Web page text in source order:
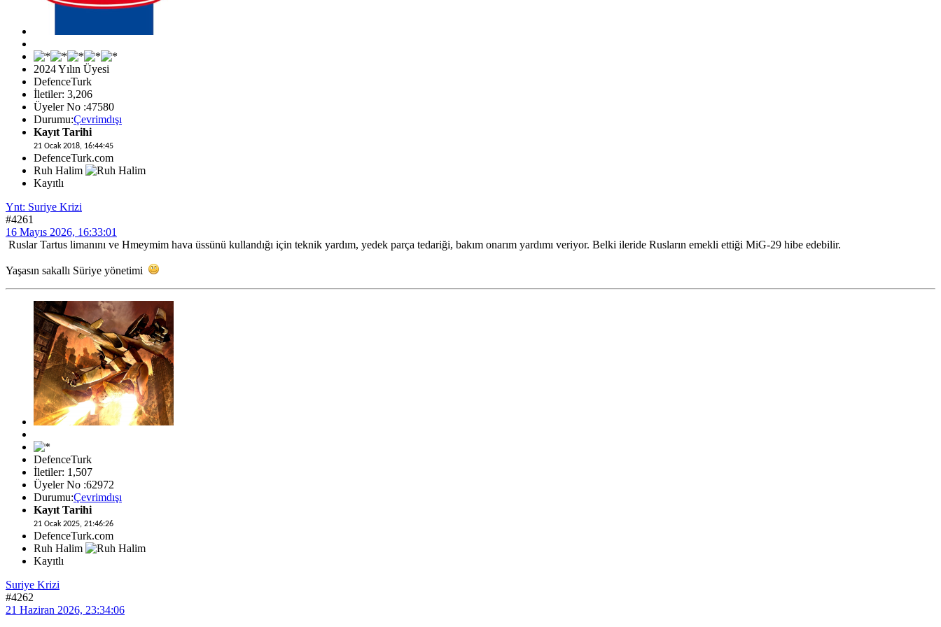
2024 Yılın Üyesi
DefenceTurk
İletiler: 3,206
Üyeler No :47580
Durumu:Çevrimdışı
Kayıt Tarihi
21 Ocak 2018, 16:44:45
DefenceTurk.com
Ruh Halim
Kayıtlı
Ynt: Suriye Krizi
#4261
16 Mayıs 2026, 16:33:01
Ruslar Tartus limanını ve Hmeymim hava üssünü kullandığı için teknik yardım, yedek parça tedariği, bakım onarım yardımı veriyor. Belki ileride Rusların emekli ettiği MiG-29 hibe edebilir.
Yaşasın sakallı Süriye yönetimi
DefenceTurk
İletiler: 1,507
Üyeler No :62972
Durumu:Çevrimdışı
Kayıt Tarihi
21 Ocak 2025, 21:46:26
DefenceTurk.com
Ruh Halim
Kayıtlı
Suriye Krizi
#4262
21 Haziran 2026, 23:34:06